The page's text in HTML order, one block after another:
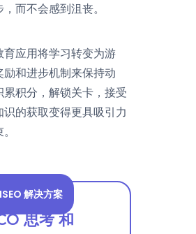
而不会感到沮丧。
育应用将学习转变为游
励和进步机制来保持动
累积分，解锁关卡，接受
的获取变得更具吸引力
解决方案
思考 和